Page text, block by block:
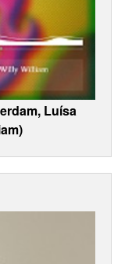
Luísa